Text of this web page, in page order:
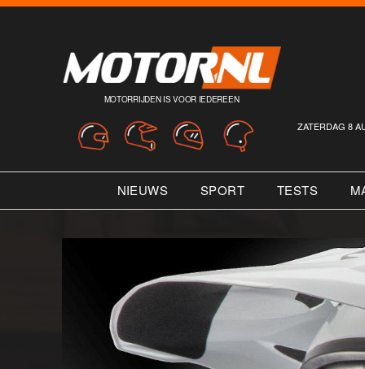
MOTORRIJDEN IS VOOR IEDEREEN
ZATERDAG 8
NIEUWS SPORT TESTS